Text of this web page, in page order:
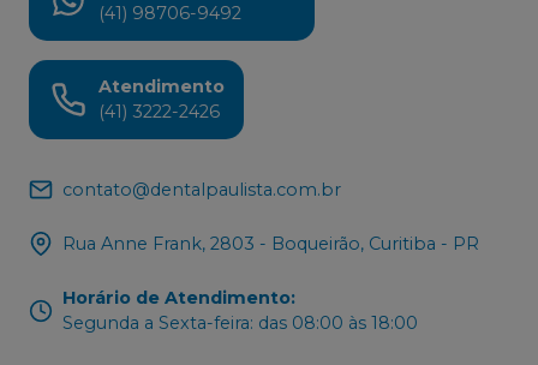
(41) 98706-9492
Atendimento
(41) 3222-2426
contato@dentalpaulista.com.br
Rua Anne Frank, 2803 - Boqueirão, Curitiba - PR
Horário de Atendimento:
Segunda a Sexta-feira: das 08:00 às 18:00